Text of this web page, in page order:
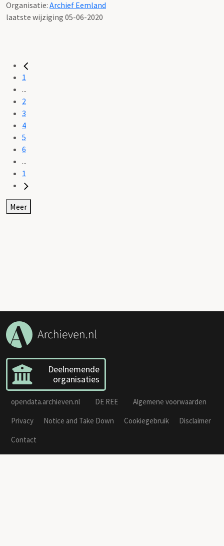
Organisatie: Archief Eemland
laatste wijziging 05-06-2020
1
...
2
3
4
5
6
...
1
Meer
Deelnemende
organisaties
opendata.archieven.nl DE REE
Algemene voorwaarden
Privacy
Notice and Take Down Cookiegebruik
Disclaimer
Contact